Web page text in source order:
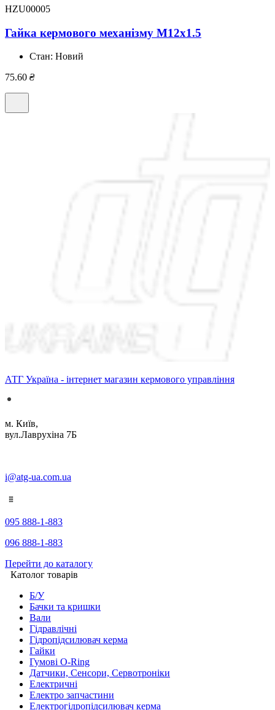
HZU00005
Гайка кермового механізму M12x1.5
Стан: Новий
75.60 ₴
АТГ Україна - інтернет магазин кермового управління
м. Київ,
вул.Лаврухіна 7Б
i@atg-ua.com.ua
095 888-1-883
096 888-1-883
Перейти до каталогу
Католог товарів
Б/У
Бачки та кришки
Вали
Гідравлічні
Гідропідсилювач керма
Гайки
Гумові O-Ring
Датчики, Сенсори, Сервотроніки
Електричні
Електро запчастини
Електрогідропідсилювач керма